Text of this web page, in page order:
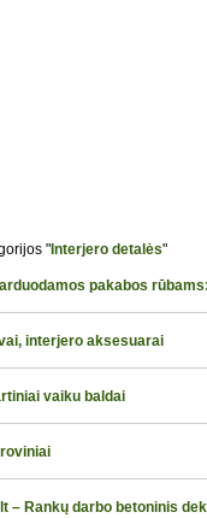
" Interjero detalės"
pakabos rūbams:
interjero aksesuarai
vaiku baldai
– Rankų darbo betoninis